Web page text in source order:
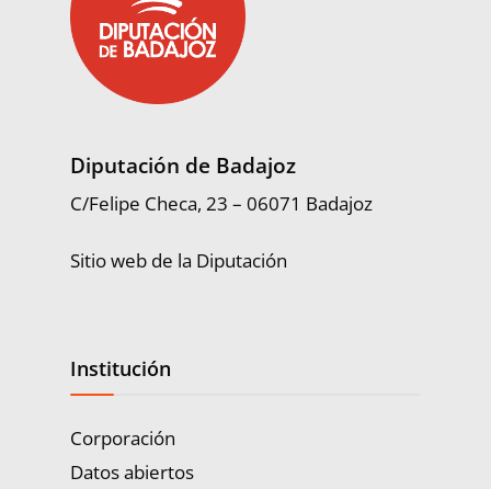
Diputación de Badajoz
C/Felipe Checa, 23 – 06071 Badajoz
Sitio web de la Diputación
Institución
Corporación
Datos abiertos